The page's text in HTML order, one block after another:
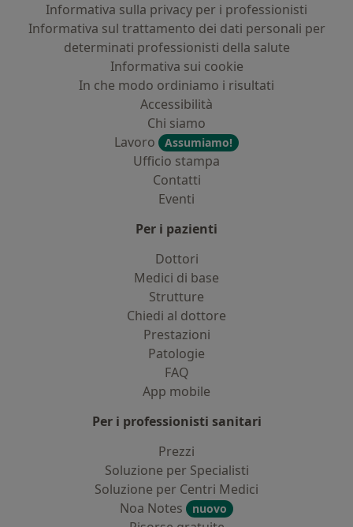
Informativa sulla privacy per i professionisti
Informativa sul trattamento dei dati personali per
determinati professionisti della salute
Informativa sui cookie
In che modo ordiniamo i risultati
Accessibilità
Chi siamo
Lavoro
Assumiamo!
Ufficio stampa
Contatti
Eventi
Per i pazienti
Dottori
Medici di base
Strutture
Chiedi al dottore
Prestazioni
Patologie
FAQ
App mobile
Per i professionisti sanitari
Prezzi
Soluzione per Specialisti
Soluzione per Centri Medici
Noa Notes
nuovo